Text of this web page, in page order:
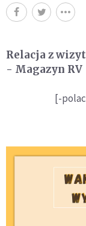
Relacja z
- Magazyn RV
[-